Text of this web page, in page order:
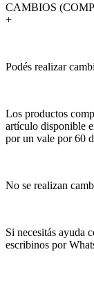
CAMBIOS
+
Podés realizar
Los productos
artículo disponible
por un vale por 60
No se realizan
Si necesitás ayuda
escribinos por